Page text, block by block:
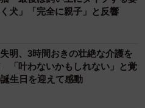
犬」「完全に親子」と反響
明、3時間おきの壮絶な介護を
「叶わないかもしれない」と覚
生日を迎えて感動